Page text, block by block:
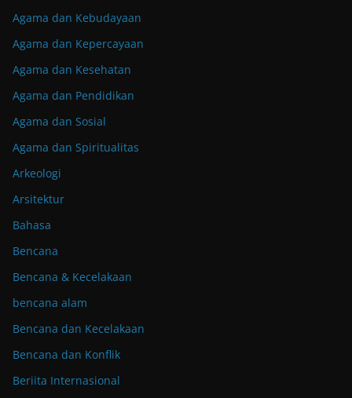
Agama dan Kebudayaan
Agama dan Kepercayaan
Agama dan Kesehatan
Agama dan Pendidikan
Agama dan Sosial
Agama dan Spiritualitas
Arkeologi
Arsitektur
Bahasa
Bencana
Bencana & Kecelakaan
bencana alam
Bencana dan Kecelakaan
Bencana dan Konflik
Beriita Internasional